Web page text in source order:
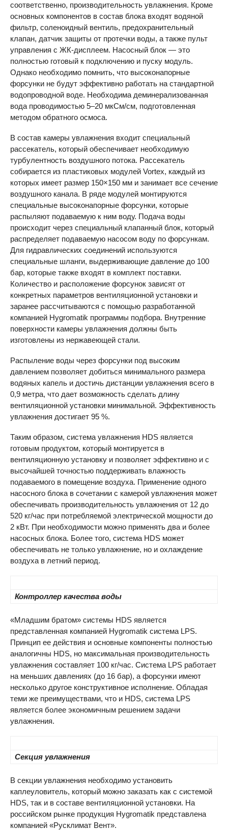
соответственно, производительность увлажнения. Кроме
основных компонентов в состав блока входят водяной
фильтр, соленоидный вентиль, предохранительный
клапан, датчик защиты от протечки воды, а также пульт
управления с ЖК-дисплеем. Насосный блок — это
полностью готовый к подключению и пуску модуль.
Однако необходимо помнить, что высоконапорные
форсунки не будут эффективно работать на стандартной
водопроводной воде. Необходима деминерализованная
вода проводимостью 5–20 мкСм/см, подготовленная
методом обратного осмоса.
В состав камеры увлажнения входит специальный
рассекатель, который обеспечивает необходимую
турбулентность воздушного потока. Рассекатель
собирается из пластиковых модулей Vortex, каждый из
которых имеет размер 150×150 мм и занимает все сечение
воздушного канала. В ряде модулей монтируются
специальные высоконапорные форсунки, которые
распыляют подаваемую к ним воду. Подача воды
происходит через специальный клапанный блок, который
распределяет подаваемую насосом воду по форсункам.
Для гидравлических соединений используются
специальные шланги, выдерживающие давление до 100
бар, которые также входят в комплект поставки.
Количество и расположение форсунок зависят от
конкретных параметров вентиляционной установки и
заранее рассчитываются с помощью разработанной
компанией Hygromatik программы подбора. Внутренние
поверхности камеры увлажнения должны быть
изготовлены из нержавеющей стали.
Распыление воды через форсунки под высоким
давлением позволяет добиться минимального размера
водяных капель и достичь дистанции увлажнения всего в
0,9 метра, что дает возможность сделать длину
вентиляционной установки минимальной. Эффективность
увлажнения достигает 95 %.
Таким образом, система увлажнения HDS является
готовым продуктом, который монтируется в
вентиляционную установку и позволяет эффективно и с
высочайшей точностью поддерживать влажность
подаваемого в помещение воздуха. Применение одного
насосного блока в сочетании с камерой увлажнения может
обеспечивать производительность увлажнения от 12 до
520 кг/час при потребляемой электрической мощности до
2 кВт. При необходимости можно применять два и более
насосных блока. Более того, система HDS может
обеспечивать не только увлажнение, но и охлаждение
воздуха в летний период.
Контроллер качества воды
«Младшим братом» системы HDS является
представленная компанией Hygromatik система LPS.
Принцип ее действия и основные компоненты полностью
аналогичны HDS, но максимальная производительность
увлажнения составляет 100 кг/час. Система LPS работает
на меньших давлениях (до 16 бар), а форсунки имеют
несколько другое конструктивное исполнение. Обладая
теми же преимуществами, что и HDS, система LPS
является более экономичным решением задачи
увлажнения.
Секция увлажнения
В секции увлажнения необходимо установить
каплеуловитель, который можно заказать как с системой
HDS, так и в составе вентиляционной установки. На
российском рынке продукция Hygromatik представлена
компанией «Русклимат Вент».